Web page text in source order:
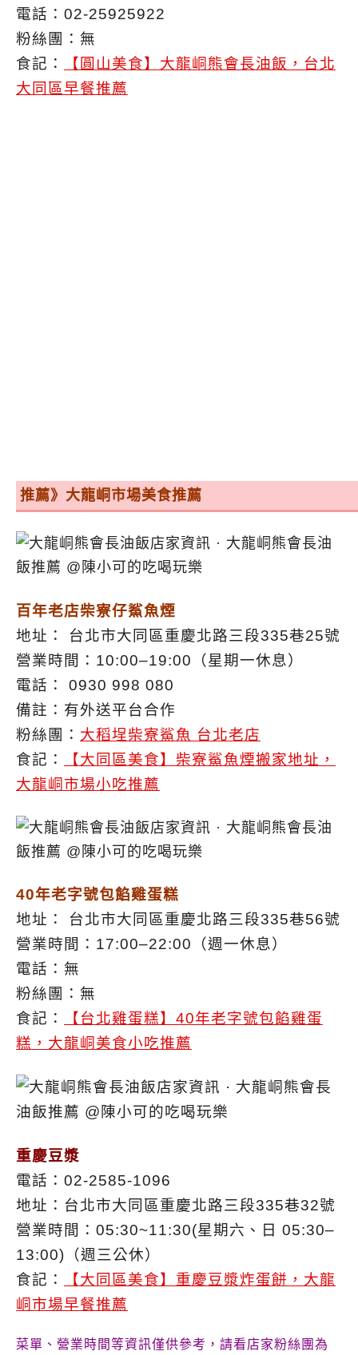
電話：02-25925922
粉絲團：無
食記：
【圓山美食】大龍峒熊會長油飯，台北
大同區早餐推薦
推薦》大龍峒市場美食推薦
百年老店柴寮仔鯊魚煙
地址： 台北市大同區重慶北路三段335巷25號
營業時間：10:00–19:00（星期一休息）
電話： 0930 998 080
備註：有外送平台合作
粉絲團： 大稻埕柴寮鯊魚 台北老店
食記：
【大同區美食】柴寮鯊魚煙搬家地址，
大龍峒市場小吃推薦
40年老字號包餡雞蛋糕
地址： 台北市大同區重慶北路三段335巷56號
營業時間：17:00–22:00（週一休息）
電話：無
粉絲團：無
食記：
【台北雞蛋糕】40年老字號包餡雞蛋
糕，大龍峒美食小吃推薦
重慶豆漿
電話：02-2585-1096
地址：台北市大同區重慶北路三段335巷32號
營業時間：05:30~11:30(星期六、日 05:30–
13:00)（週三公休）
食記：
【大同區美食】重慶豆漿炸蛋餅，大龍
峒市場早餐推薦
菜單、營業時間等資訊僅供參考，請看店家粉絲團為